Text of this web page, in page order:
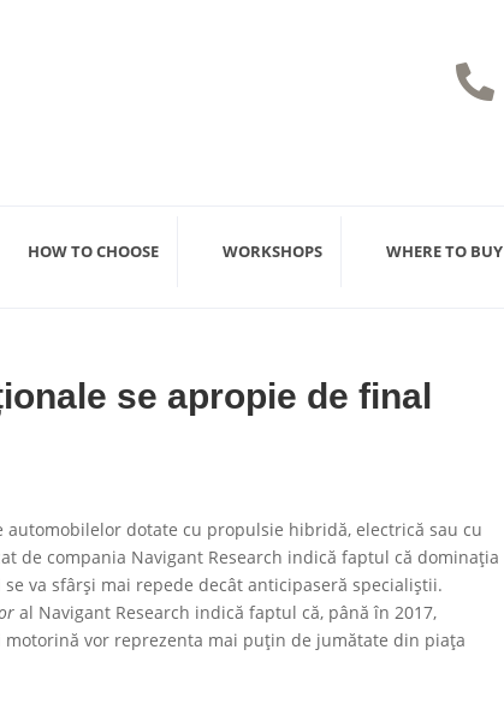

HOW TO CHOOSE WORKSHOPS WHERE TO BUY
se apropie de final
dotate cu propulsie hibridă, electrică sau cu
de compania Navigant Research indică faptul că dominația
va sfârși mai repede decât anticipaseră specialiștii.
al Navigant Research indică faptul că, până în 2017,
vor reprezenta mai puțin de jumătate din piața